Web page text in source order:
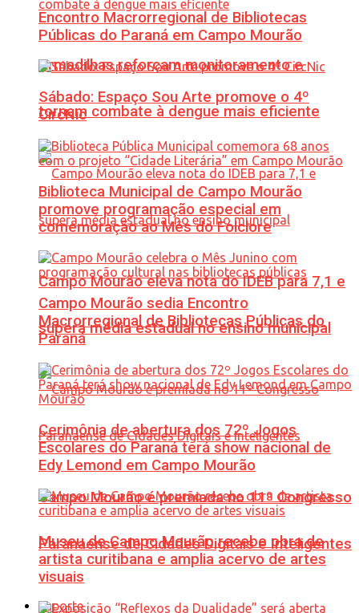
Armadilhas reforçam monitoramento e
tornam combate à dengue mais eficiente
Campo Mourão eleva nota do IDEB para 7,1 e
supera média estadual no ensino municipal
Campo Mourão é premiada no 11º Congresso
Paranaense de Cidades Digitais e Inteligentes
Esporte
Encontro Macrorregional de Bibliotecas
Públicas do Paraná em Campo Mourão
Sábado: Espaço Sou Arte promove o 4º
CircNic
Biblioteca Municipal de Campo Mourão
promove programação especial em
comemoração ao Mês do Folclore
Campo Mourão sedia Encontro
Macrorregional de Bibliotecas Públicas do
Paraná
Cerimônia de abertura dos 72º Jogos
Escolares do Paraná terá show nacional de
Edy Lemond em Campo Mourão
Museu de Campo Mourão recebe obra de
artista curitibana e amplia acervo de artes
visuais